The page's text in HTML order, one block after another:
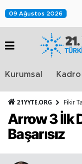
09 Ağustos 2026
Kurumsal Kadro
21YYTE.ORG Fikir
Arrow 3 İlk
Başarısız